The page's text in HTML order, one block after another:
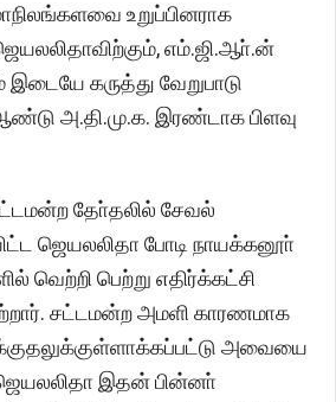
உறுப்பினராக
எம்.ஜி.ஆா்.ன்
கருத்து வேறுபாடு
அ.தி.மு.க. இரண்டாக பிளவு
தோ்தலில் சேவல்
ஜெயலலிதா போடி நாயக்கனூா்
வெற்றி பெற்று எதிர்க்கட்சி
சட்டமன்ற அமளி காரணமாக
அவையை
இதன் பின்னா்